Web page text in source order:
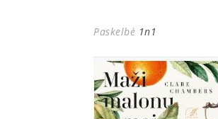
Paskelbė 1n1